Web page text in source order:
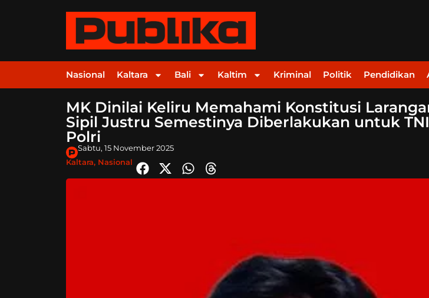
Nasional Kaltara Bali Kaltim Kriminal Politik Pendidikan
MK Dinilai Keliru Memahami Konstitusi
Sipil Justru Semestinya Diberlakukan untuk
Polri
Sabtu, 15 November 2025
Kaltara, Nasional